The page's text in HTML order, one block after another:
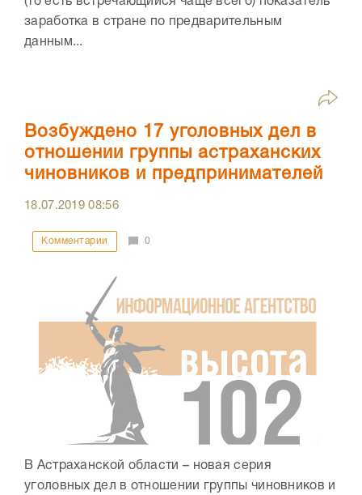
заработка в стране по предварительным
данным...
Возбуждено 17 уголовных дел в
отношении группы астраханских
чиновников и предпринимателей
18.07.201908:56
Комментарии 0
В Астраханской области – новая серия
уголовных дел в отношении группы чиновников и